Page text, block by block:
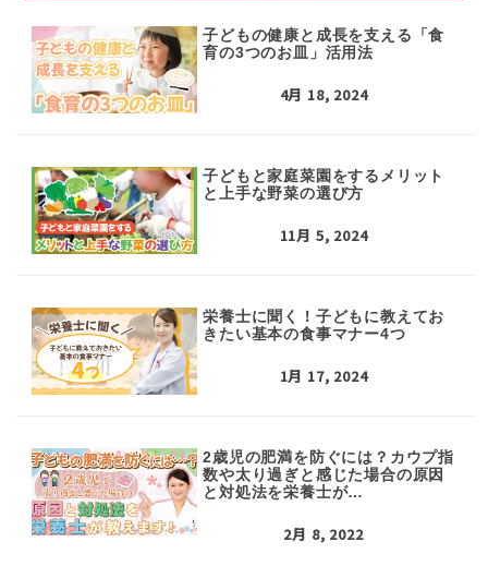
子どもの健康と成長を支える「食
育の3つのお皿」活用法
4月 18, 2024
子どもと家庭菜園をするメリット
と上手な野菜の選び方
11月 5, 2024
栄養士に聞く！子どもに教えてお
きたい基本の食事マナー4つ
1月 17, 2024
2歳児の肥満を防ぐには？カウプ指
数や太り過ぎと感じた場合の原因
と対処法を栄養士が…
2月 8, 2022